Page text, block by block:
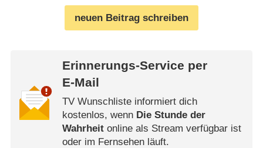
neuen Beitrag schreiben
Erinnerungs-Service per
E-Mail
TV Wunschliste informiert dich
kostenlos, wenn Die Stunde der
Wahrheitonline als Stream verfügbar ist
oder im Fernsehen läuft.